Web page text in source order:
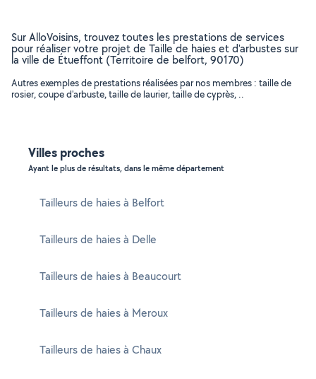
Sur AlloVoisins, trouvez toutes les prestations de services
pour réaliser votre projet de Taille de haies et d'arbustes sur
la ville de Étueffont (Territoire de belfort, 90170)
Autres exemples de prestations réalisées par nos membres : taille de
rosier, coupe d'arbuste, taille de laurier, taille de cyprès, ..
Villes proches
Ayant le plus de résultats, dans le même département
Tailleurs de haies à Belfort
Tailleurs de haies à Delle
Tailleurs de haies à Beaucourt
Tailleurs de haies à Meroux
Tailleurs de haies à Chaux